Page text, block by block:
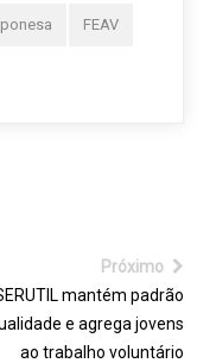
FEAV
Próximo
mantém padrão
e agrega jovens
ao trabalho voluntário